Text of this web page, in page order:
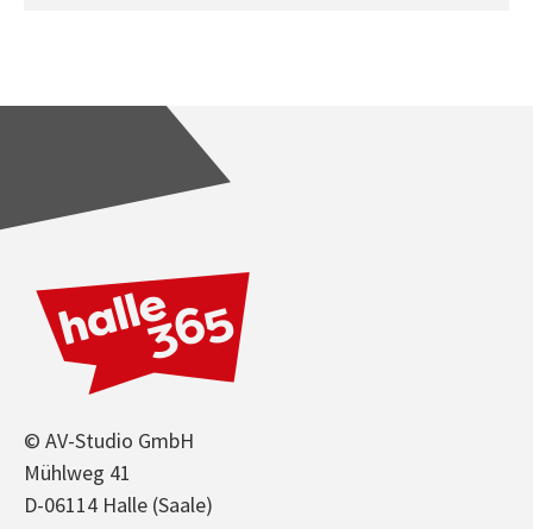
© AV-Studio GmbH
Mühlweg 41
D-06114 Halle (Saale)